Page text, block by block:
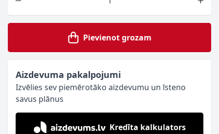
Pievienot grozam
Aizdevuma pakalpojumi
Izvēlies sev piemērotāko aizdevumu un īsteno
savus plānus
Kredīta kalkulators